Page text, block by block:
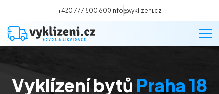
+420 777 500 600info@vyklizeni.cz
Vyklízení
Vyklízení bytů Praha 18